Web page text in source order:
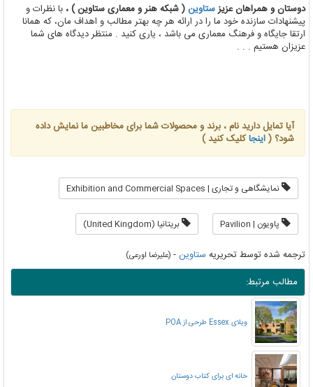
دوستان و همراهان عزیزستاوین( شبکه هنر و معماری ستاوین ) ، با نظرات و
پیشنهادات سازنده خود ما را در ارائه هر چه بهتر مطالب و اهداف مان، که همانا
ارتقا جایگاه و فرهنگ معماری می باشد ، یاری کنید . منتظر دیدگاه های شما
عزیزان هستیم . . .
آیا تمایل دارید نام ، برند و محصولات شما برای مخاطبین ما نمایش داده
شود؟ (اینجاکلیک کنید )
نمایشگاهی و تجاری | Exhibition and Commercial Spaces
پاویون | Pavilion بریتانیا (United Kingdom)
ترجمه شده توسط تحریریه ستاوین- (علیرضا اورعی)
مطالب مرتبط:
ویلای Essex طرحی از POA
خانه ای برای کتاب دوستان